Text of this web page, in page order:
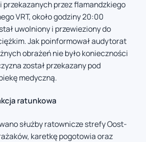
przekazanych przez flamandzkiego
VRT, około godziny 20:00
uwolniony i przewieziony do
Jak poinformował audytorat
obrażeń nie było konieczności
został przekazany pod
medyczną.
ratunkowa
służby ratownicze strefy Oost-
karetkę pogotowia oraz